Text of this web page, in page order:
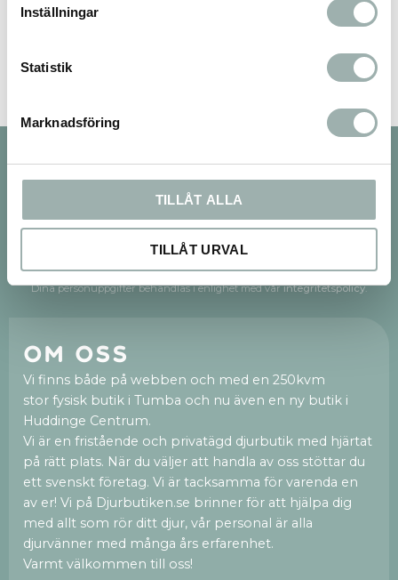
Inställningar
Statistik
Marknadsföring
TILLÅT ALLA
TILLÅT URVAL
Bli den första att lämna ett omdöme.
Nyhetsbrev
PRENUMERERA
Dina personuppgifter behandlas i enlighet med vårintegritetspolicy.
Om oss
Vi finns både på webben och med en 250kvm
stor fysisk butik i Tumba och nu även en ny butik i
Huddinge Centrum.
Vi är en fristående och privatägd djurbutik med hjärtat
på rätt plats. När du väljer att handla av oss stöttar du
ett svenskt företag. Vi är tacksamma för varenda en
av er! Vi på Djurbutiken.se brinner för att hjälpa dig
med allt som rör ditt djur, vår personal är alla
djurvänner med många års erfarenhet.
Varmt välkommen till oss!